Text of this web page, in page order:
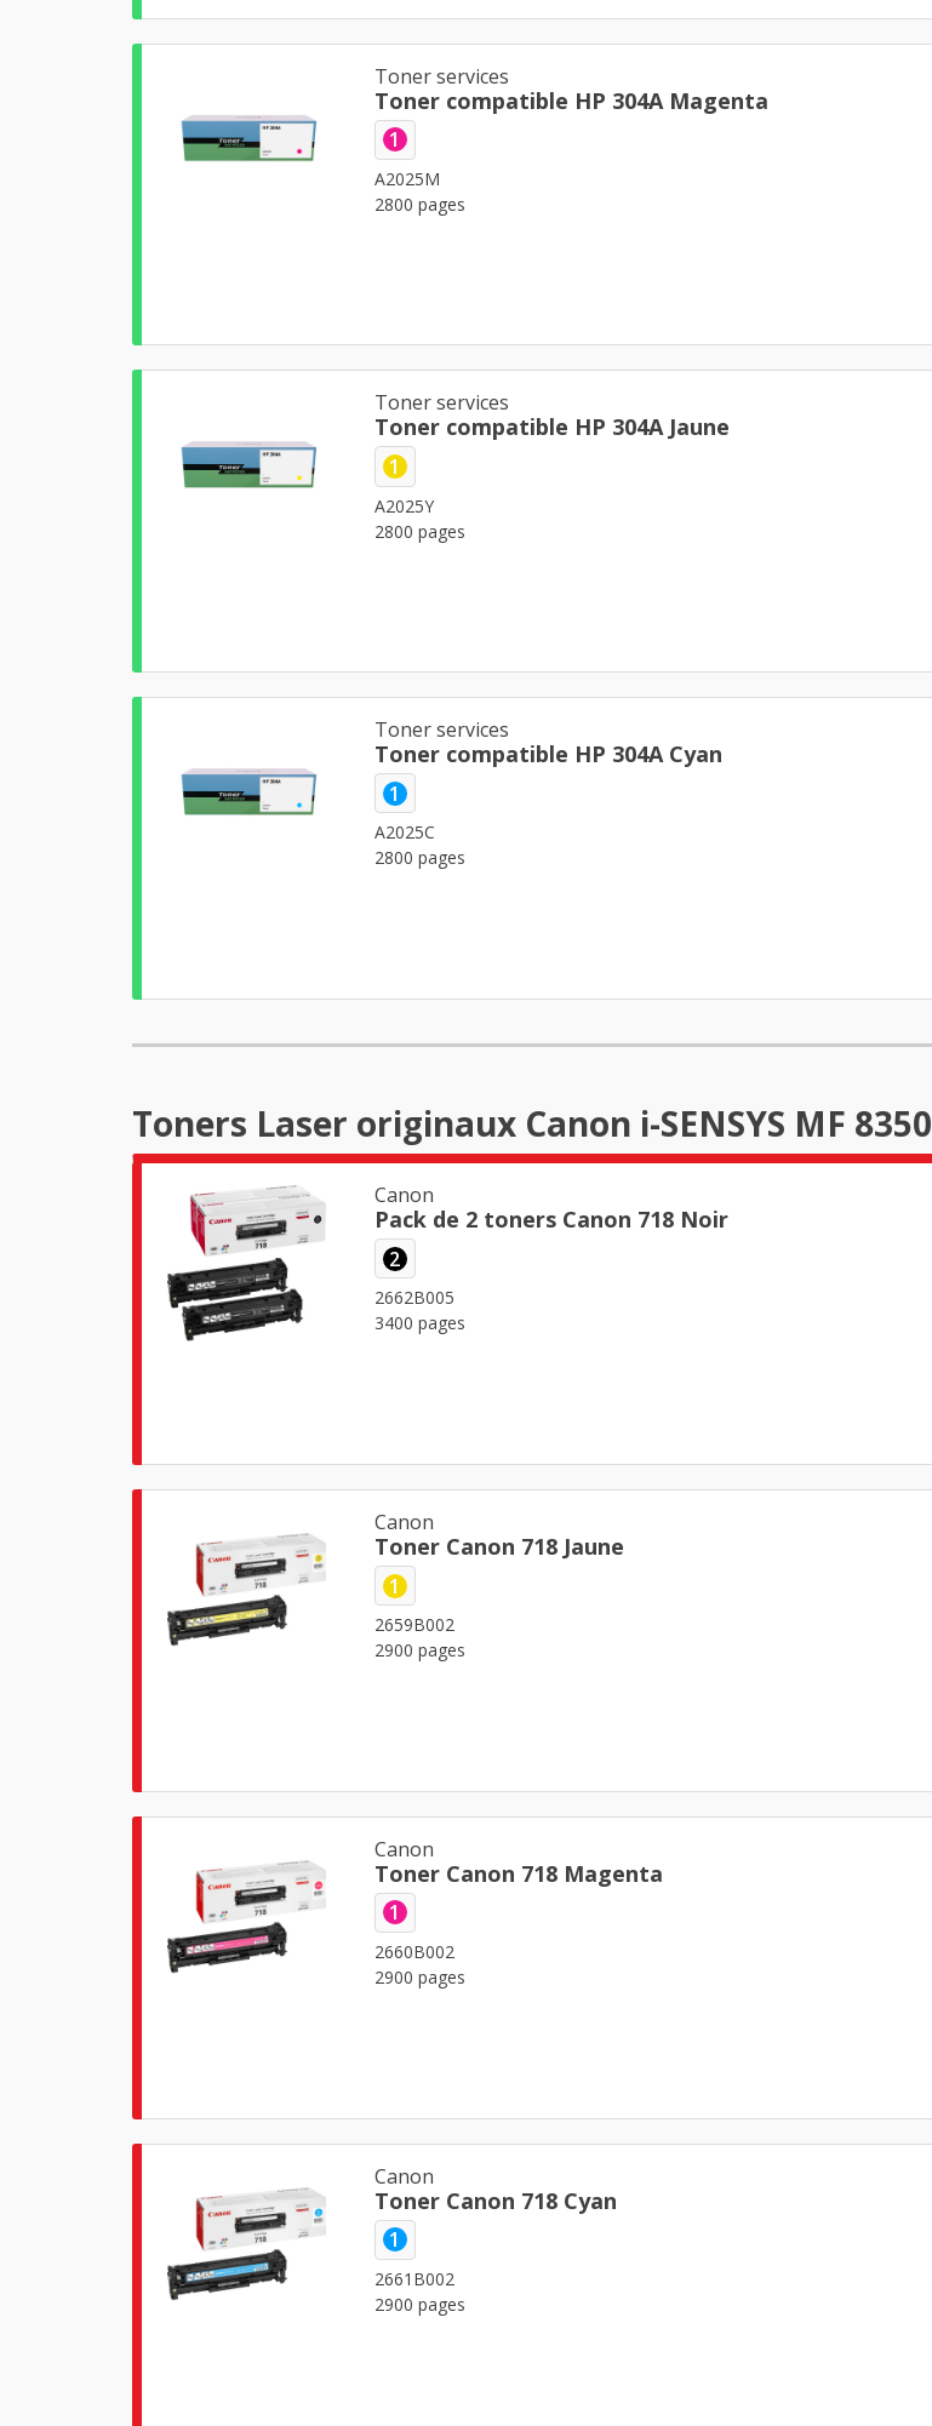
Toner services
Toner compatible HP 304A Magenta
1
A2025M
2800 pages
Toner services
Toner compatible HP 304A Jaune
1
A2025Y
2800 pages
Toner services
Toner compatible HP 304A Cyan
1
A2025C
2800 pages
Toners Laser originaux Canon i-SENSYS MF 8350
Canon
Pack de 2 toners Canon 718 Noir
2
2662B005
3400 pages
Canon
Toner Canon 718 Jaune
1
2659B002
2900 pages
Canon
Toner Canon 718 Magenta
1
2660B002
2900 pages
Canon
Toner Canon 718 Cyan
1
2661B002
2900 pages